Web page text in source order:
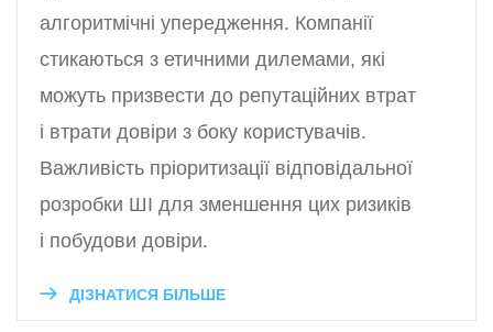
алгоритмічні упередження. Компанії
стикаються з етичними дилемами, які
можуть призвести до репутаційних втрат
і втрати довіри з боку користувачів.
Важливість пріоритизації відповідальної
розробки ШІ для зменшення цих ризиків
і побудови довіри.
ДІЗНАТИСЯ БІЛЬШЕ